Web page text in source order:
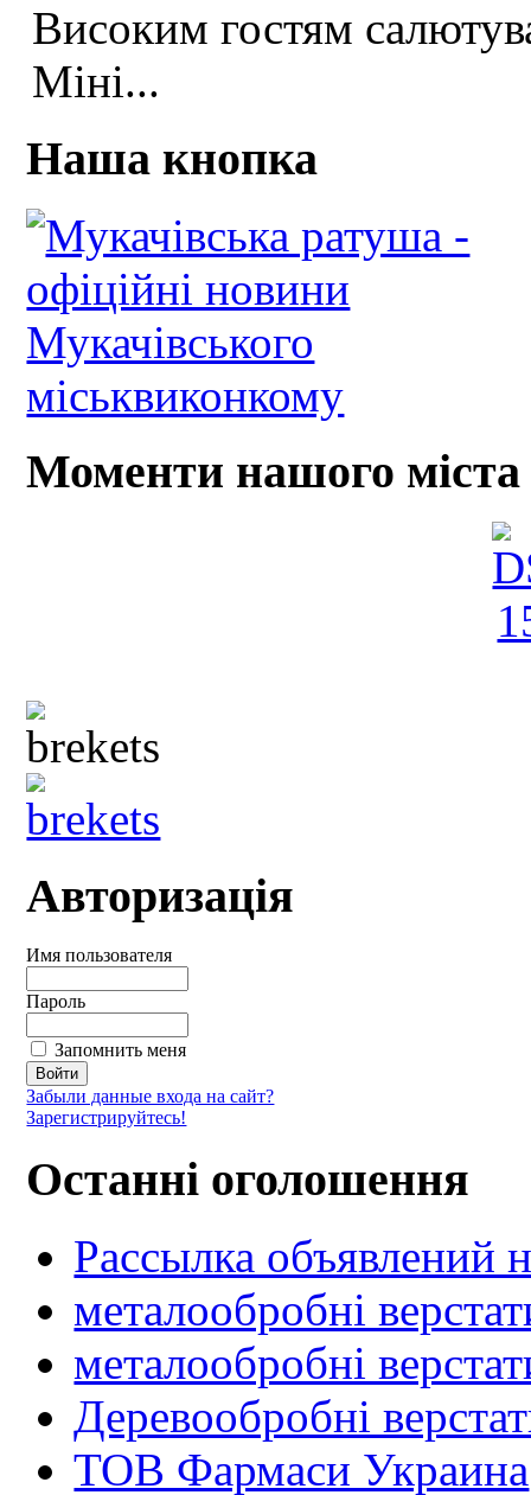
Високим гостям
Міні...
Наша кнопка
Моменти нашого міста
Авторизація
Имя пользователя
Пароль
Запомнить меня
Забыли данные входа на сайт?
Зарегистрируйтесь!
Останні оголошення
Рассылка объявлений
металообробні
металообробні
Деревообробні
ТОВ Фармаси Украина